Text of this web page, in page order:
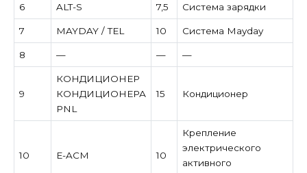
6 ALT-S 7,5 Система зарядки
7 MAYDAY / TEL 10 Система Mayday
8 — — —
9
КОНДИЦИОНЕР
КОНДИЦИОНЕРА
PNL
15 Кондиционер
10 E-ACM 10
Крепление
электрического
активного